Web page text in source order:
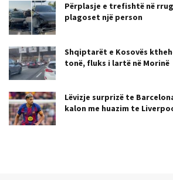
Përplasje e trefishtë në
plagoset një person
Shqiptarët e Kosovës
tonë, fluks i lartë në Morinë
Lëvizje surprizë te
kalon me huazim te